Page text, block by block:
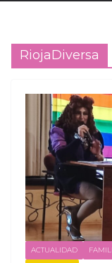
RiojaDiversa
ACTUALIDAD